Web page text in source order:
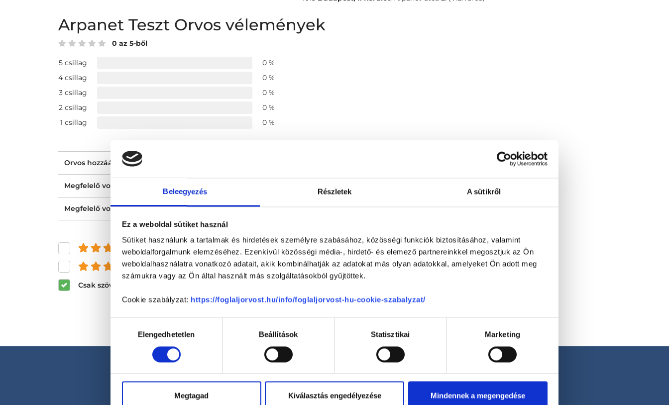
Beleegyezés Részletek A sütikről
Ez a weboldal sütiket használ
Sütiket használunk a tartalmak és hirdetések személyre szabásához, közösségi funkciók biztosításához, valamint
weboldalforgalmunk elemzéséhez. Ezenkívül közösségi média-, hirdető- és elemező partnereinkkel megosztjuk az Ön
weboldalhasználatra vonatkozó adatait, akik kombinálhatják az adatokat más olyan adatokkal, amelyeket Ön adott meg
számukra vagy az Ön által használt más szolgáltatásokból gyűjtöttek.
Cookie szabályzat: https://foglaljorvost.hu/info/foglaljorvost-hu-cookie-szabalyzat/
kiválasztásaElengedhetetlen Beállítások Statisztikai Marketing
Megtagad Kiválasztás engedélyezése Mindennek a megengedése
Arpanet Teszt Orvos vélemények
0 az 5-ből
5 csillag
0 %
4 csillag
0 %
3 csillag
0 %
2 csillag
0 %
1 csillag
0 %
Orvos hozzáállása, figyelmessége, kedvessége
Megfelelő volt a tájékoztatásod?
Megfelelő volt az ellátásod? -
és felette
és felette
Csak szöveges értékelések megjelenítése
Telefon
+36 1 700-1398